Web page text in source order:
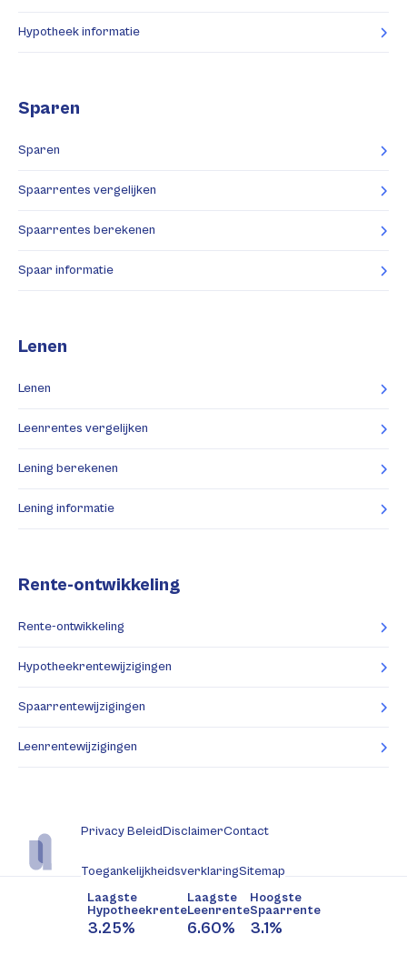
Hypotheek informatie
Sparen
Sparen
Spaarrentes vergelijken
Spaarrentes berekenen
Spaar informatie
Lenen
Lenen
Leenrentes vergelijken
Lening berekenen
Lening informatie
Rente-ontwikkeling
Rente-ontwikkeling
Hypotheekrentewijzigingen
Spaarrentewijzigingen
Leenrentewijzigingen
Privacy BeleidDisclaimerContact
ToegankelijkheidsverklaringSitemap
Laagste
Hypotheekrente
3.25%
Laagste
Leenrente
6.60%
Hoogste
Spaarrente
3.1%